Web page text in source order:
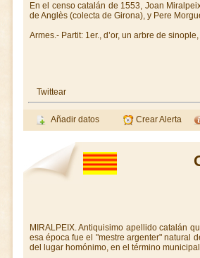
En el censo catalán de 1553, Joan
de Anglès (colecta de Girona), y Pere
Armes.- Partit: 1er., d’or, un arbre de
Twittear
Añadir datos Crear Alerta
MIRALPEIX. Antiquisimo apellido catalán
esa época fue el "mestre argenter" natural
del lugar homónimo, en el término